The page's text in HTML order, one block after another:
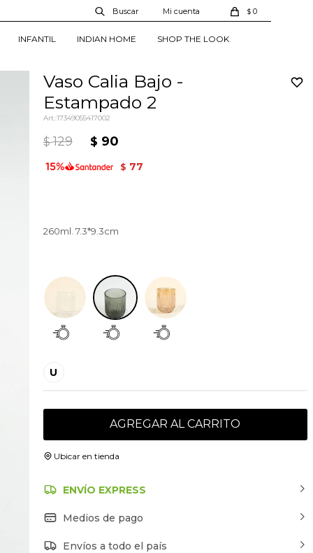
INFANTIL INDIAN HOME SHOP THE LOOK
$ 0
Vaso Calia Bajo -
Estampado 2
17349055417002
$ 129 $ 90
$ 77
260ml. 7.3*9.3cm
U
AGREGAR AL CARRITO
Ubicar en tienda
ENVÍO EXPRESS
Medios de pago
Envíos a todo el país